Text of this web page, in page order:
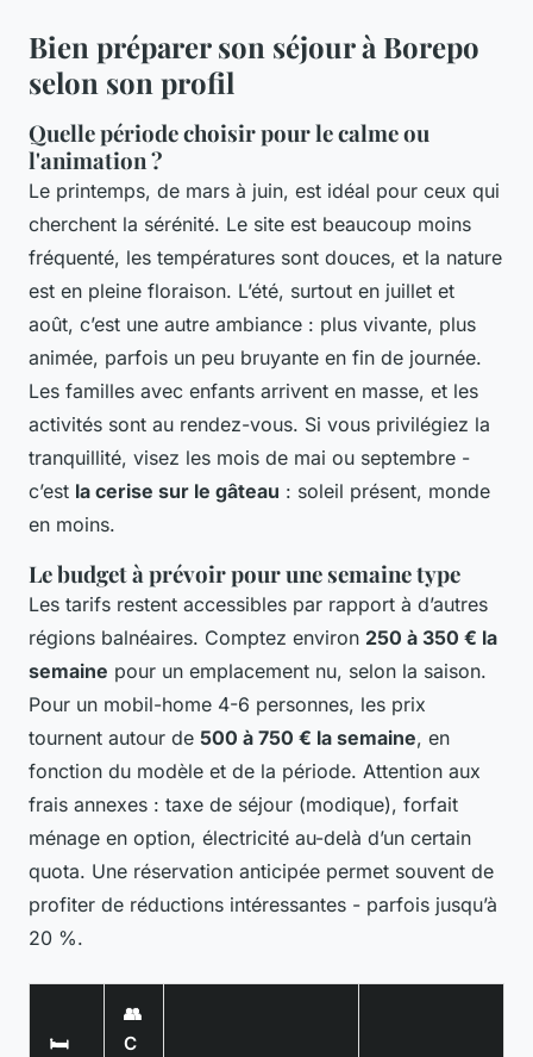
Bien préparer son séjour à Borepo
selon son profil
Quelle période choisir pour le calme ou
l'animation ?
Le printemps, de mars à juin, est idéal pour ceux qui
cherchent la sérénité. Le site est beaucoup moins
fréquenté, les températures sont douces, et la nature
est en pleine floraison. L’été, surtout en juillet et
août, c’est une autre ambiance : plus vivante, plus
animée, parfois un peu bruyante en fin de journée.
Les familles avec enfants arrivent en masse, et les
activités sont au rendez-vous. Si vous privilégiez la
tranquillité, visez les mois de mai ou septembre -
c’est la cerise sur le gâteau : soleil présent, monde
en moins.
Le budget à prévoir pour une semaine type
Les tarifs restent accessibles par rapport à d’autres
régions balnéaires. Comptez environ 250 à 350 € la
semaine pour un emplacement nu, selon la saison.
Pour un mobil-home 4-6 personnes, les prix
tournent autour de 500 à 750 € la semaine, en
fonction du modèle et de la période. Attention aux
frais annexes : taxe de séjour (modique), forfait
ménage en option, électricité au-delà d’un certain
quota. Une réservation anticipée permet souvent de
profiter de réductions intéressantes - parfois jusqu’à
20 %.
🛏️
👥
C